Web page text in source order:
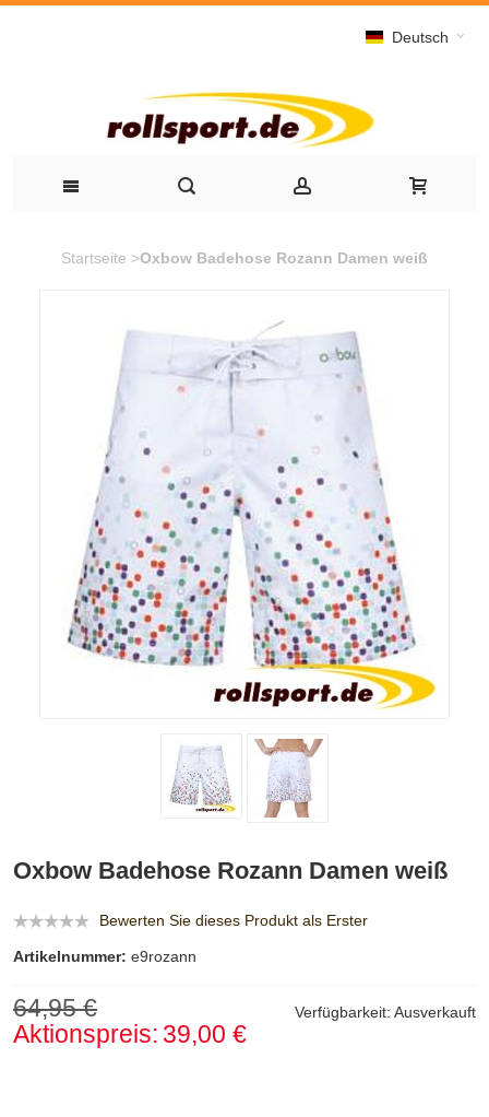
Deutsch
Startseite >Oxbow Badehose Rozann Damen weiß
Oxbow Badehose Rozann Damen weiß
Bewerten Sie dieses Produkt als Erster
Artikelnummer: e9rozann
Verfügbarkeit: Ausverkauft
64,95 €
Aktionspreis: 39,00 €